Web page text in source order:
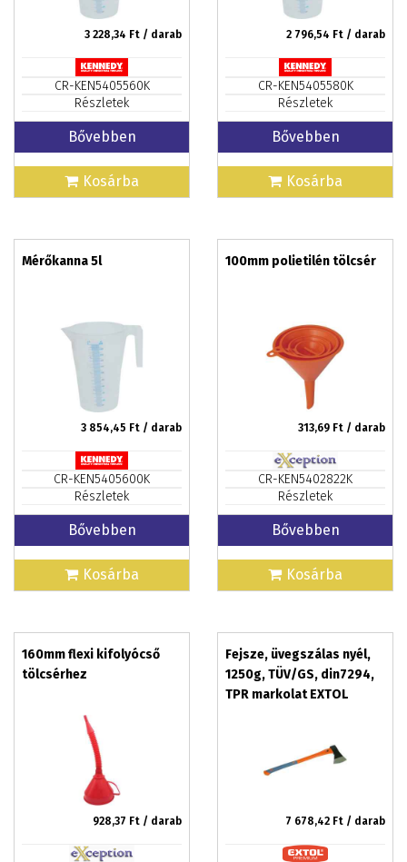
3 228,34 Ft / darab
CR-KEN5405560K
Részletek
Bővebben
Kosárba
2 796,54 Ft / darab
CR-KEN5405580K
Részletek
Bővebben
Kosárba
Mérőkanna 5l
3 854,45 Ft / darab
CR-KEN5405600K
Részletek
Bővebben
Kosárba
100mm polietilén tölcsér
313,69 Ft / darab
CR-KEN5402822K
Részletek
Bővebben
Kosárba
160mm flexi kifolyócső
tölcsérhez
928,37 Ft / darab
Fejsze, üvegszálas nyél,
1250g, TÜV/GS, din7294,
TPR markolat EXTOL
7 678,42 Ft / darab